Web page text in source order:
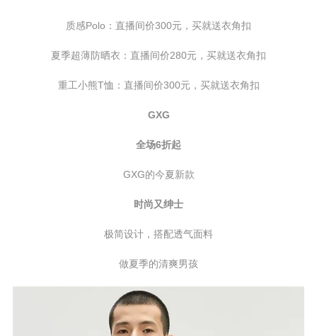
质感Polo：直播间价300元，买就送衣角扣
夏季超薄防晒衣：直播间价280元，买就送衣角扣
重工小熊T恤：直播间价300元，买就送衣角扣
GXG
全场6折起
GXG的今夏新款
时尚又绅士
极简设计，搭配透气面料
做夏季的清爽男孩